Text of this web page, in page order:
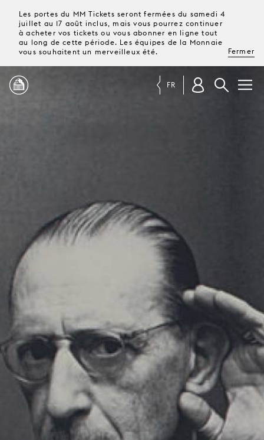
Les portes du MM Tickets seront fermées du samedi 4
juillet au 17 août inclus, mais vous pourrez continuer
à acheter vos tickets ou vous abonner en ligne tout
au long de cette période. Les équipes de la Monnaie
vous souhaitent un merveilleux été.
Fermer
ABONNEMENTS
VOTRE
VISITE
JEUNE
PUBLIC
MONNAIE
NOUS
SOUTENIR
FR